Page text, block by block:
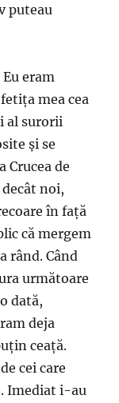
puteau
eram
mea cea
al surorii
și se
Crucea de
noi,
în față
că mergem
rând. Când
următoare
dată,
deja
ceață.
cei care
Imediat i-au